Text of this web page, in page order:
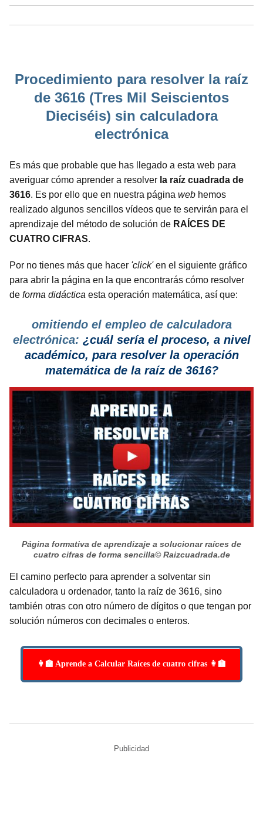
Procedimiento para resolver la raíz
de 3616 (Tres Mil Seiscientos
Dieciséis) sin calculadora
electrónica
Es más que probable que has llegado a esta web para
averiguar cómo aprender a resolver la raíz cuadrada de
3616. Es por ello que en nuestra página web hemos
realizado algunos sencillos vídeos que te servirán para el
aprendizaje del método de solución de RAÍCES DE
CUATRO CIFRAS.
Por no tienes más que hacer 'click'en el siguiente gráfico
para abrir la página en la que encontrarás cómo resolver
de forma didáctica esta operación matemática, así que:
omitiendo el empleo de calculadora
electrónica: ¿cuál sería el proceso, a nivel
académico, para resolver la operación
matemática de la raíz de 3616?
Página formativa de aprendizaje a solucionar raíces de
cuatro cifras de forma sencilla© Raizcuadrada.de
El camino perfecto para aprender a solventar sin
calculadora u ordenador, tanto la raíz de 3616, sino
también otras con otro número de dígitos o que tengan por
solución números con decimales o enteros.
👩‍🏫 Aprende a Calcular Raíces de cuatro cifras 👩‍🏫
Publicidad